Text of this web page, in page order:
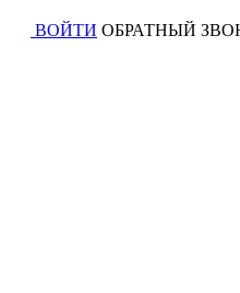
ВОЙТИ ОБРАТНЫЙ